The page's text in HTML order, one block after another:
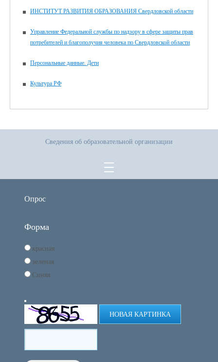
ИНСТИТУТ РАЗВИТИЯ ОБРАЗОВАНИЯ Свердловской области
Управление Федеральной службы по надзору в сфере защиты прав
потребителей и благополучия человека по Свердловской области
Персональные данные. Дети
Культура РФ
Сведения об образовательной организации
Опрос
Форма
красная
зеленая
Синяя
НОВАЯ КАРТИНКА